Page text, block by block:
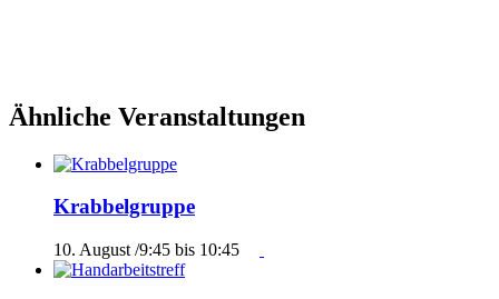
Ähnliche Veranstaltungen
Krabbelgruppe
10. August /9:45 bis 10:45